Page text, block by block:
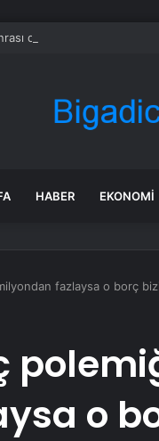
deniz uyarısı! Bulanık
HABER EKONOMI
fazlaysa o borç
o